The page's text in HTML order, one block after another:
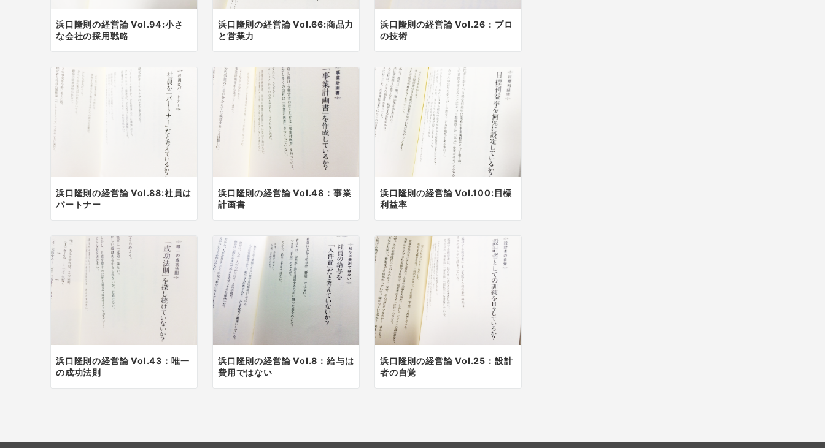
浜口隆則の経営論 Vol.94:小さ
な会社の採用戦略
浜口隆則の経営論 Vol.66:商品力
と営業力
浜口隆則の経営論 Vol.26：プロ
の技術
浜口隆則の経営論 Vol.88:社員は
パートナー
浜口隆則の経営論 Vol.48：事業
計画書
浜口隆則の経営論 Vol.100:目標
利益率
浜口隆則の経営論 Vol.43：唯一
の成功法則
浜口隆則の経営論 Vol.8：給与は
費用ではない
浜口隆則の経営論 Vol.25：設計
者の自覚